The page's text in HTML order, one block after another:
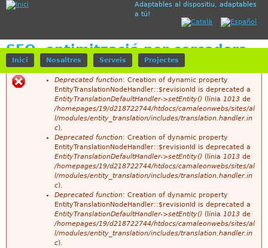
Jump to navigation
Adaptables al dispositiu, adaptables
a tú!
SEO, optimització per cercadors
Deprecated function: Creation of dynamic property
EntityTranslationNodeHandler::$revisionId is deprecated a
EntityTranslationDefaultHandler->setEntity() (línia 1013 de
/homepages/19/d218722744/htdocs/camaleonwebs/sites/al
l/modules/entity_translation/includes/translation.handler.in
c).
Deprecated function: Creation of dynamic property
EntityTranslationNodeHandler::$revisionId is deprecated a
EntityTranslationDefaultHandler->setEntity() (línia 1013 de
/homepages/19/d218722744/htdocs/camaleonwebs/sites/al
l/modules/entity_translation/includes/translation.handler.in
c).
Deprecated function: Creation of dynamic property
EntityTranslationNodeHandler::$revisionId is deprecated a
EntityTranslationDefaultHandler->setEntity() (línia 1013 de
/homepages/19/d218722744/htdocs/camaleonwebs/sites/al
l/modules/entity_translation/includes/translation.handler.in
c).
Inici Nosaltres Serveis Projectes